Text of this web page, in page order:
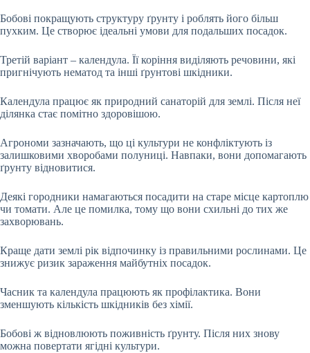
Бобові покращують структуру ґрунту і роблять його більш
пухким. Це створює ідеальні умови для подальших посадок.
Третій варіант – календула. Її коріння виділяють речовини, які
пригнічують нематод та інші ґрунтові шкідники.
Календула працює як природний санаторій для землі. Після неї
ділянка стає помітно здоровішою.
Агрономи зазначають, що ці культури не конфліктують із
залишковими хворобами полуниці. Навпаки, вони допомагають
ґрунту відновитися.
Деякі городники намагаються посадити на старе місце картоплю
чи томати. Але це помилка, тому що вони схильні до тих же
захворювань.
Краще дати землі рік відпочинку із правильними рослинами. Це
знижує ризик зараження майбутніх посадок.
Часник та календула працюють як профілактика. Вони
зменшують кількість шкідників без хімії.
Бобові ж відновлюють поживність ґрунту. Після них знову
можна повертати ягідні культури.